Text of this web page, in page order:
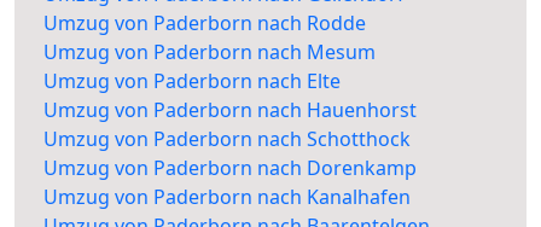
Umzug von Paderborn nach Rodde
Umzug von Paderborn nach Mesum
Umzug von Paderborn nach Elte
Umzug von Paderborn nach Hauenhorst
Umzug von Paderborn nach Schotthock
Umzug von Paderborn nach Dorenkamp
Umzug von Paderborn nach Kanalhafen